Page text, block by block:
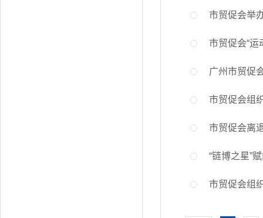
市贸促会举
市贸促会“运
广州市贸促
市贸促会组
市贸促会离
“链博之星”
市贸促会组